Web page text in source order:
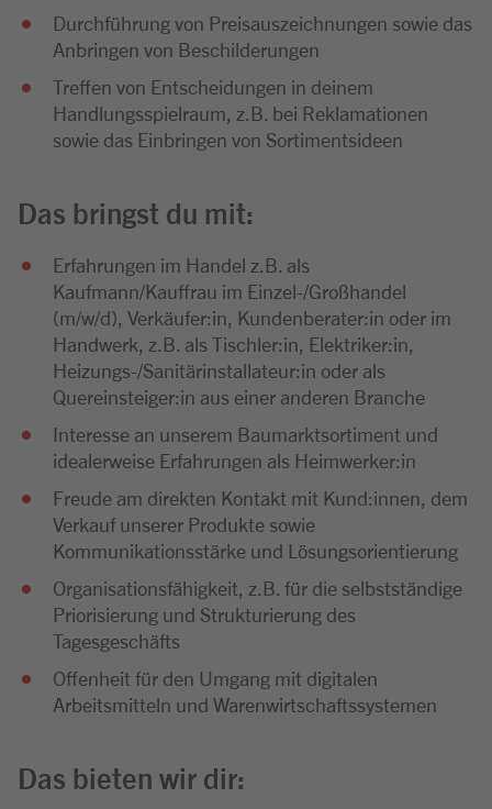
Durchführung von Preisauszeichnungen sowie das
Anbringen von Beschilderungen
Treffen von Entscheidungen in deinem
Handlungsspielraum, z.B. bei Reklamationen
sowie das Einbringen von Sortimentsideen
Das bringst du mit:
Erfahrungen im Handel z.B. als
Kaufmann/Kauffrau im Einzel-/Großhandel
(m/w/d), Verkäufer:in, Kundenberater:in oder im
Handwerk, z.B. als Tischler:in, Elektriker:in,
Heizungs-/Sanitärinstallateur:in oder als
Quereinsteiger:in aus einer anderen Branche
Interesse an unserem Baumarktsortiment und
idealerweise Erfahrungen als Heimwerker:in
Freude am direkten Kontakt mit Kund:innen, dem
Verkauf unserer Produkte sowie
Kommunikationsstärke und Lösungsorientierung
Organisationsfähigkeit, z.B. für die selbstständige
Priorisierung und Strukturierung des
Tagesgeschäfts
Offenheit für den Umgang mit digitalen
Arbeitsmitteln und Warenwirtschaftssystemen
Das bieten wir dir: